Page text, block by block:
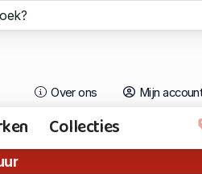
Over ons Mijn
Collecties